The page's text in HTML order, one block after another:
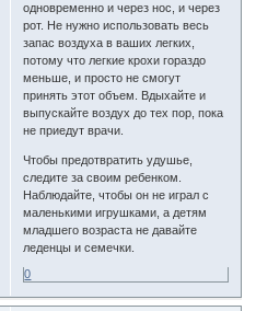
одновременно и через нос, и через
рот. Не нужно использовать весь
запас воздуха в ваших легких,
потому что легкие крохи гораздо
меньше, и просто не смогут
принять этот объем. Вдыхайте и
выпускайте воздух до тех пор, пока
не приедут врачи.
Чтобы предотвратить удушье,
следите за своим ребенком.
Наблюдайте, чтобы он не играл с
маленькими игрушками, а детям
младшего возраста не давайте
леденцы и семечки.
0